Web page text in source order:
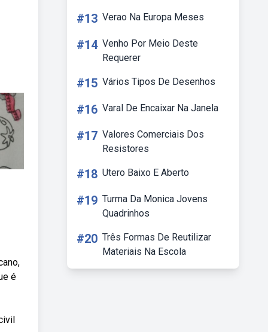
é
#13 Verao Na Europa Meses
#14 Venho Por Meio Deste
Requerer
#15 Vários Tipos De Desenhos
#16 Varal De Encaixar Na Janela
#17 Valores Comerciais Dos
Resistores
#18 Utero Baixo E Aberto
#19 Turma Da Monica Jovens
Quadrinhos
#20 Três Formas De Reutilizar
Materiais Na Escola